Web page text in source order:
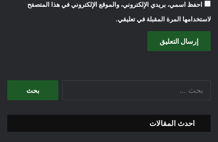
احفظ اسمي، بريدي الإلكتروني، والموقع الإلكتروني في هذا المتصفح
لاستخدامها المرة المقبلة في تعليقي.
احدث المقالات